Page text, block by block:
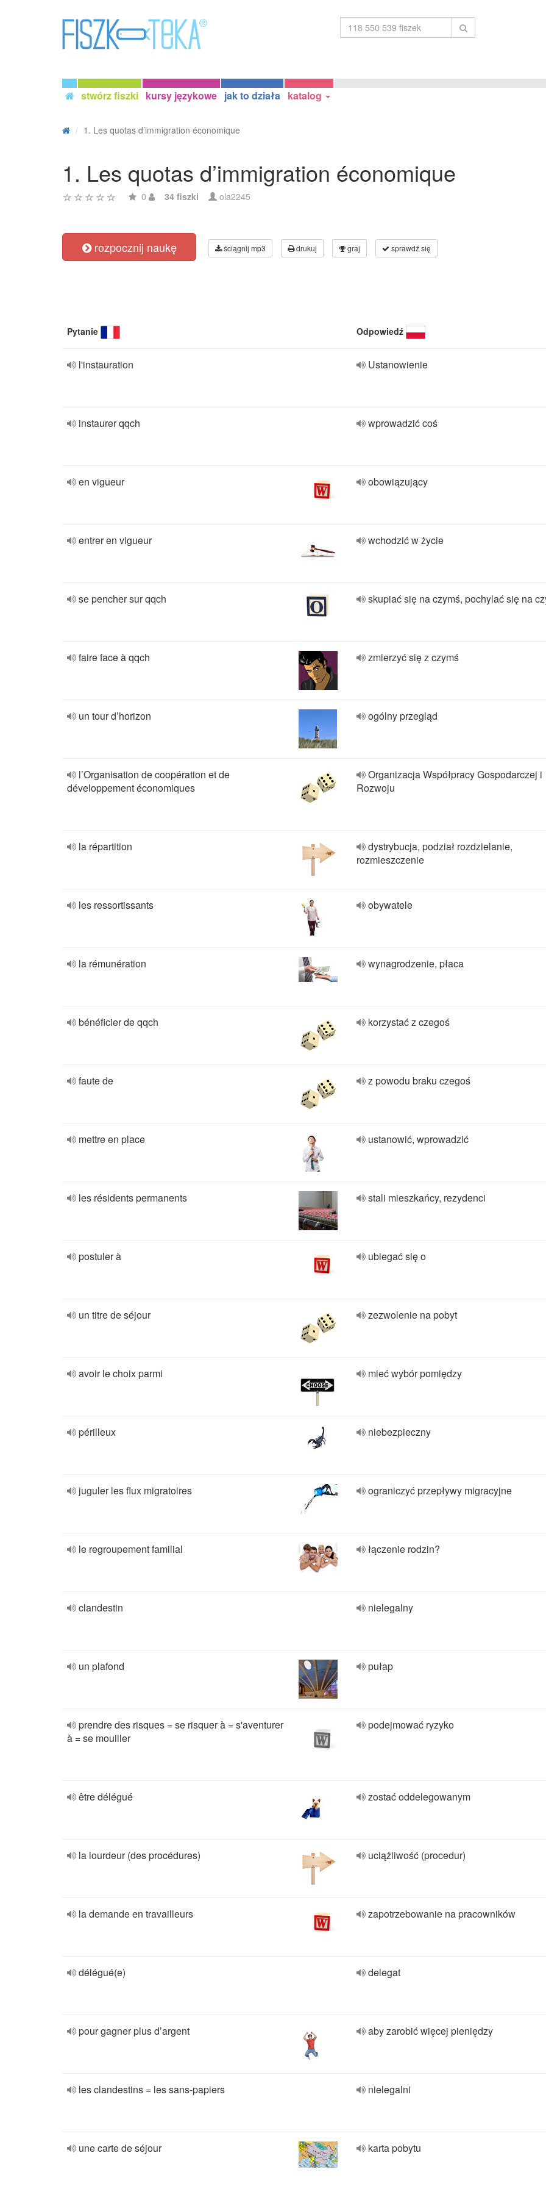
stwórz fiszki kursy językowe jak to działa katalog
1. Les quotas d’immigration économique
1. Les quotas d’immigration économique
0 34 fiszki ola2245
rozpocznij naukę ściągnij mp3 drukuj graj sprawdź się
Pytanie Odpowiedź
l'instauration Ustanowienie
instaurer qqch wprowadzić coś
en vigueur obowiązujący
entrer en vigueur wchodzić w życie
se pencher sur qqch skupiać się na czymś, pochylać się na
faire face à qqch zmierzyć się z czymś
un tour d’horizon ogólny przegląd
l’Organisation de coopération et de
développement économiques
Organizacja Współpracy Gospodarczej i
Rozwoju
la répartition
dystrybucja, podział rozdzielanie,
rozmieszczenie
les ressortissants obywatele
la rémunération wynagrodzenie, płaca
bénéficier de qqch korzystać z czegoś
faute de z powodu braku czegoś
mettre en place ustanowić, wprowadzić
les résidents permanents stali mieszkańcy, rezydenci
postuler à ubiegać się o
un titre de séjour zezwolenie na pobyt
avoir le choix parmi mieć wybór pomiędzy
périlleux niebezpieczny
juguler les flux migratoires ograniczyć przepływy migracyjne
le regroupement familial łączenie rodzin?
clandestin nielegalny
un plafond pułap
prendre des risques = se risquer à = s'aventurer
à = se mouiller
podejmować ryzyko
être délégué zostać oddelegowanym
la lourdeur (des procédures) uciążliwość (procedur)
la demande en travailleurs zapotrzebowanie na pracowników
délégué(e) delegat
pour gagner plus d’argent aby zarobić więcej pieniędzy
les clandestins = les sans-papiers nielegalni
une carte de séjour karta pobytu